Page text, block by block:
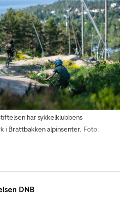
har sykkelklubbens
i Brattbakken alpinsenter. Foto:
DNB